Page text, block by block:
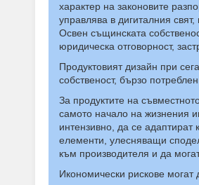
характер на законовите
управлява в дигиталния
Освен същинската
юридическа отговорност,
Продуктовият дизайн при
собственост, бързо
За продуктите на
самото начало на жизнения
интензивно, да се адаптират
елементи, улесняващи
към производителя и да
Икономически рискове могат